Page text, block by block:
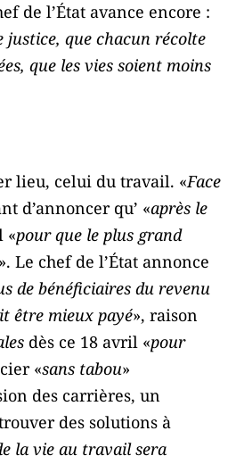
de l’État avance encore :
justice, que chacun récolte
que les vies soient moins
lieu, celui du travail. «Face
d’annoncer qu’ «après le
«pour que le plus grand
». Le chef de l’État annonce
de bénéficiaires du revenu
être mieux payé», raison
dès ce 18 avril «pour
«sans tabou»
des carrières, un
des solutions à
la vie au travail sera